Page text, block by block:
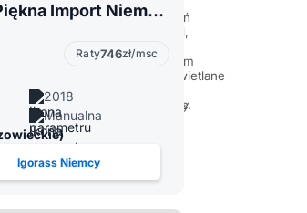
Kia Venga 1.4 Piękna Import Niemcy Niski Przebieg 43 tys km Zobacz Warto
Raty746zł/msc
2018
Manualna
Igorass Niemcy